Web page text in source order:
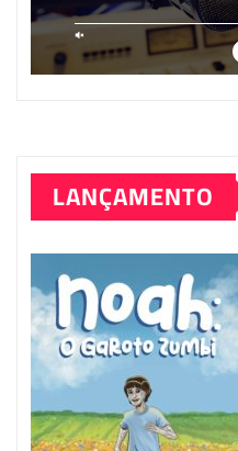
LANÇAMENTO